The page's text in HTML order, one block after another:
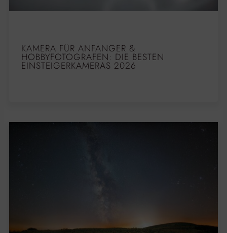
KAMERA FÜR ANFÄNGER &
HOBBYFOTOGRAFEN: DIE BESTEN
EINSTEIGERKAMERAS 2026